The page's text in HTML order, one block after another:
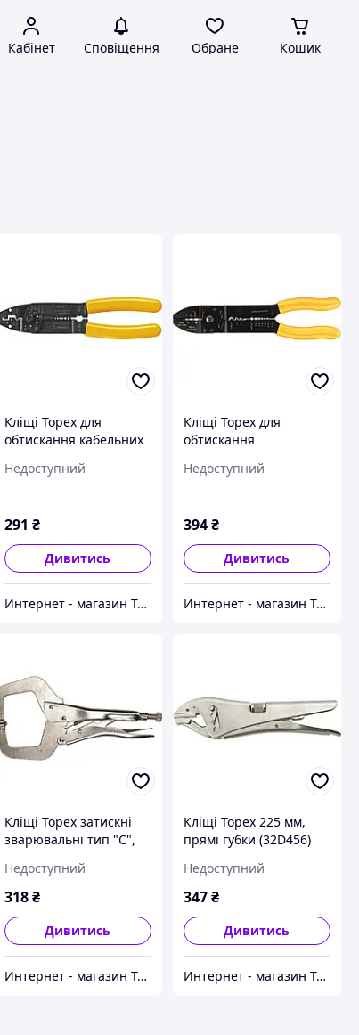
Кабінет Сповіщення Обране Кошик
Кліщі Topex для
обтискання кабельних
(32D404)
Недоступний
291 ₴
Дивитись
Интернет - магазин Tehnospace.com.ua
Кліщі Topex для
обтискання
наконечників 1.5 6 мм2
Недоступний
394₴
Дивитись
Интернет - магазин Tehnospace.com.ua
Кліщі Topex затискні
зварювальні тип "C",
Недоступний
318 ₴
Дивитись
Интернет - магазин Tehnospace.com.ua
Кліщі Topex 225 мм,
прямі губки (32D456)
Недоступний
347₴
Дивитись
Интернет - магазин Tehnospace.com.ua